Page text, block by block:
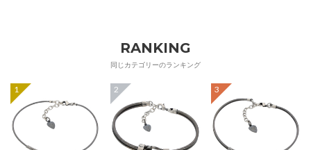
RANKING
同じカテゴリーのランキング
1 2 3